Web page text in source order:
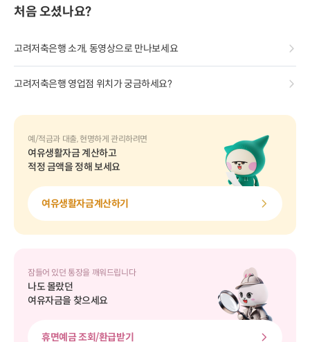
처음 오셨나요?
고려저축은행 소개, 동영상으로 만나보세요
고려저축은행 영업점 위치가 궁금하세요?
예/적금과 대출, 현명하게 관리하려면
여유생활자금 계산하고
적정 금액을 정해 보세요
여유생활자금계산하기
잠들어 있던 통장을 깨워드립니다
나도 몰랐던
여유자금을 찾으세요
휴면예금 조회/환급받기